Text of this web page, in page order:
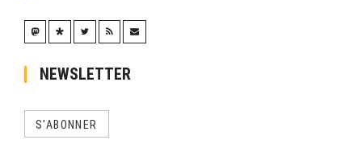
NEWSLETTER
S'ABONNER